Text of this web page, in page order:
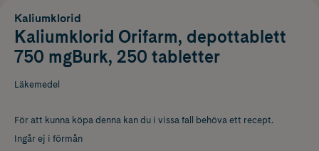
Kaliumklorid
Kaliumklorid Orifarm, depottablett
750 mgBurk, 250 tabletter
Läkemedel
För att kunna köpa denna kan du i vissa fall behöva ett recept.
Ingår ej i förmån